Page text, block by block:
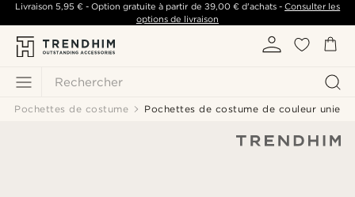
Rechercher
Livraison 5,95 €- Option gratuite à partir de 39,00 €d'achats -Consulter les
options de livraison
Pochettes de costume Pochettes de costume de couleur unie